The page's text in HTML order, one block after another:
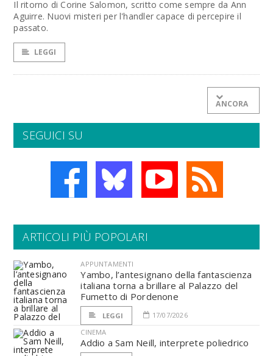
Il ritorno di Corine Salomon, scritto come sempre da Ann
Aguirre. Nuovi misteri per l'handler capace di percepire il
passato.
LEGGI
ANCORA
SEGUICI SU
ARTICOLI PIÙ POPOLARI
APPUNTAMENTI
Yambo, l’antesignano della fantascienza
italiana torna a brillare al Palazzo del
Fumetto di Pordenone
LEGGI
17/07/2026
CINEMA
Addio a Sam Neill, interprete poliedrico